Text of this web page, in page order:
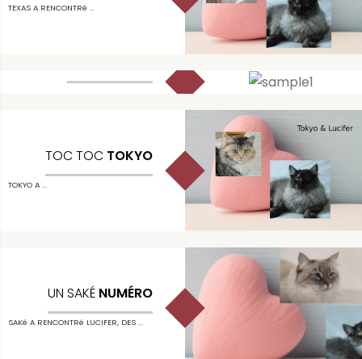
TEXAS A RENCONTRé ...
TOC TOC TOKYO
TOKYO A ...
UN SAKÉ NUMÉRO
SAKé A RENCONTRé LUCIFER, DES ...